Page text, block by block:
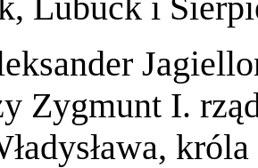
Zygmunt I.